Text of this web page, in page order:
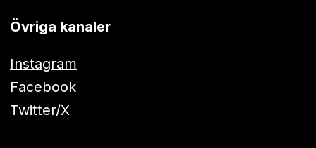
Övriga kanaler
Instagram
Facebook
Twitter/X